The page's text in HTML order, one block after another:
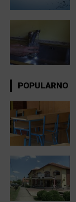
POPULARNO